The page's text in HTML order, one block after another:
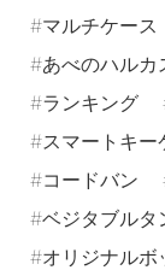
マルチケース
あべのハルカ
ランキング
スマートキー
コードバン
ベジタブルタ
オリジナルボ